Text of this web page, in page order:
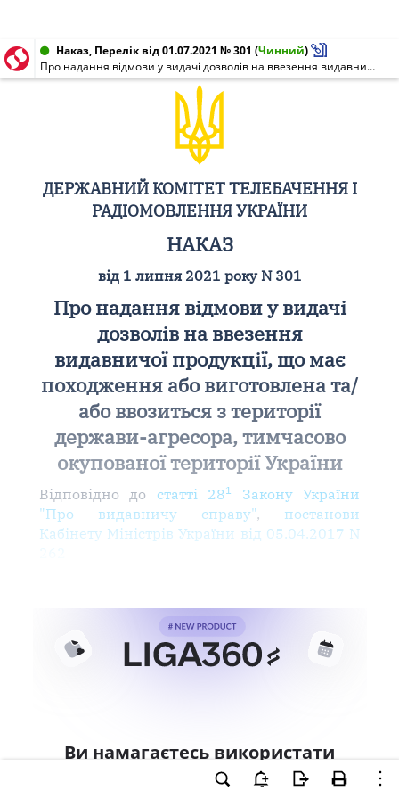
Наказ, Перелік від 01.07.2021 № 301 (Чинний)
Про надання відмови у видачі дозволів на ввезення видавничої продукції, що має походження або виготовлена та/або ввозиться з території держави-агресора, тимчасово окупованої території України
ДЕРЖАВНИЙ КОМІТЕТ ТЕЛЕБАЧЕННЯ І
РАДІОМОВЛЕННЯ УКРАЇНИ
НАКАЗ
від 1 липня 2021 року N 301
Про надання відмови у видачі
дозволів на ввезення
видавничої продукції, що має
походження або виготовлена та/
або ввозиться з території
держави-агресора, тимчасово
окупованої території України
Відповідно до статті 281
Закону України
"Про видавничу справу", постанови
Кабінету Міністрів України від 05.04.2017 N
Ви намагаєтесь використати
інструменти для професійної